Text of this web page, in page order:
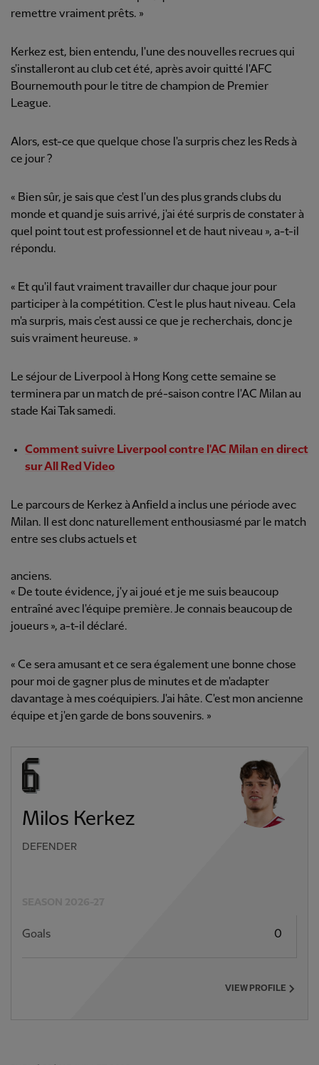
remettre vraiment prêts. »
Kerkez est, bien entendu, l'une des nouvelles recrues qui
s'installeront au club cet été, après avoir quitté l'AFC
Bournemouth pour le titre de champion de Premier
League.
Alors, est-ce que quelque chose l'a surpris chez les Reds à
ce jour ?
« Bien sûr, je sais que c'est l'un des plus grands clubs du
monde et quand je suis arrivé, j'ai été surpris de constater à
quel point tout est professionnel et de haut niveau », a-t-il
répondu.
« Et qu'il faut vraiment travailler dur chaque jour pour
participer à la compétition. C'est le plus haut niveau. Cela
m'a surpris, mais c'est aussi ce que je recherchais, donc je
suis vraiment heureuse. »
Le séjour de Liverpool à Hong Kong cette semaine se
terminera par un match de pré-saison contre l'AC Milan au
stade Kai Tak samedi.
Comment suivre Liverpool contre l'AC Milan en direct
sur All Red Video
Le parcours de Kerkez à Anfield a inclus une période avec
Milan. Il est donc naturellement enthousiasmé par le match
entre ses clubs actuels et
anciens.
« De toute évidence, j'y ai joué et je me suis beaucoup
entraîné avec l'équipe première. Je connais beaucoup de
joueurs », a-t-il déclaré.
« Ce sera amusant et ce sera également une bonne chose
pour moi de gagner plus de minutes et de m'adapter
davantage à mes coéquipiers. J'ai hâte. C'est mon ancienne
équipe et j'en garde de bons souvenirs. »
Milos Kerkez
DEFENDER
Goals 0
VIEW PROFILE